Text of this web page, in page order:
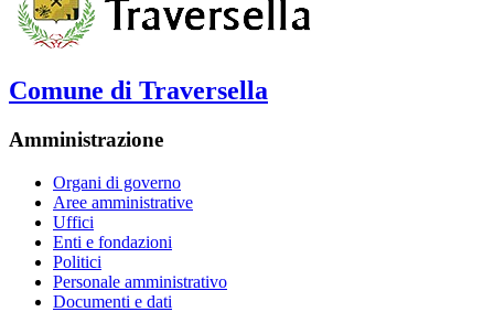
Comune di Traversella
Amministrazione
Organi di governo
Aree amministrative
Uffici
Enti e fondazioni
Politici
Personale amministrativo
Documenti e dati